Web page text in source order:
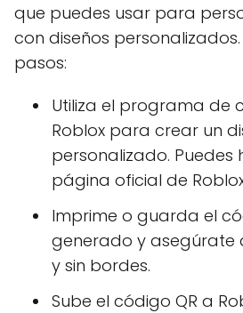
que puedes usar para
con diseños
pasos:
Utiliza el programa de
Roblox para crear un
personalizado. Puedes
página oficial de
Imprime o guarda el
generado y asegúrate
y sin bordes.
Sube el código QR a